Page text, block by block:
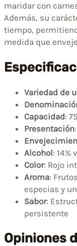
maridar con
Además, su
tiempo,
medida que
Variedad de
Capacidad:
Presentación
Alcohol: 14%
Color: Rojo
Aroma:
especias y
Sabor:
persistente
Opiniones